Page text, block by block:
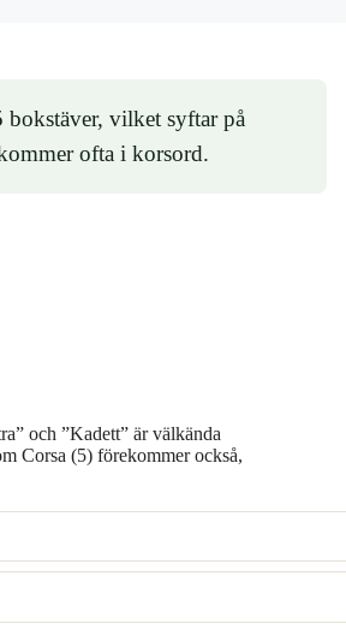
bokstäver, vilket syftar på
ofta i korsord.
och ”Kadett” är välkända
Corsa (5) förekommer också,